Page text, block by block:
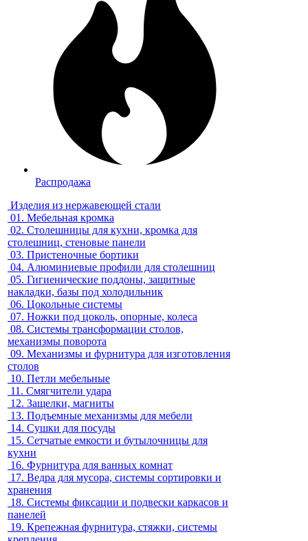
Распродажа
Изделия из нержавеющей стали
01. Мебельная кромка
02. Столешницы для кухни, кромка для
столешниц, стеновые панели
03. Пристеночные бортики
04. Алюминиевые профили для столешниц
05. Гигиенические поддоны, защитные
накладки, базы под холодильник
06. Цокольные системы
07. Ножки под цоколь, опорные, колеса
08. Системы трансформации столов,
механизмы поворота
09. Механизмы и фурнитура для изготовления
столов
10. Петли мебельные
11. Смягчители удара
12. Защелки, магниты
13. Подъемные механизмы для мебели
14. Сушки для посуды
15. Сетчатые емкости и бутылочницы для
кухни
16. Фурнитура для ванных комнат
17. Ведра для мусора, системы сортировки и
хранения
18. Системы фиксации и подвески каркасов и
панелей
19. Крепежная фурнитура, стяжки, системы